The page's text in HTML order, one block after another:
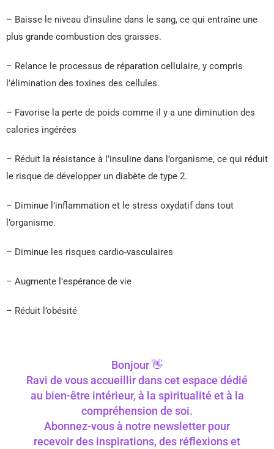
– Baisse le niveau d’insuline dans le sang, ce qui entraîne une
plus grande combustion des graisses.
– Relance le processus de réparation cellulaire, y compris
l’élimination des toxines des cellules.
– Favorise la perte de poids comme il y a une diminution des
calories ingérées
– Réduit la résistance à l’insuline dans l’organisme, ce qui réduit
le risque de développer un diabète de type 2.
– Diminue l’inflammation et le stress oxydatif dans tout
l’organisme.
– Diminue les risques cardio-vasculaires
– Augmente l’espérance de vie
– Réduit l’obésité
Bonjour 👋
Ravi de vous accueillir dans cet espace dédié
au bien-être intérieur, à la spiritualité et à la
compréhension de soi.
Abonnez-vous à notre newsletter pour
recevoir des inspirations, des réflexions et